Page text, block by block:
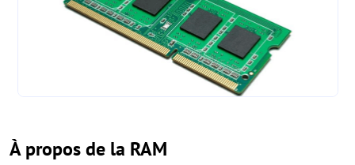
À propos de la RAM